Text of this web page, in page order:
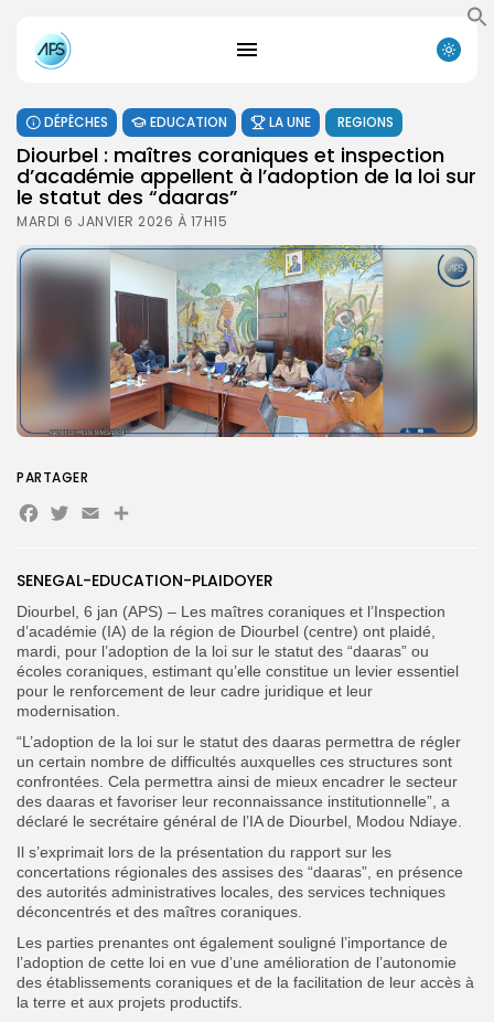
Search
for:
FR
DÉPÊCHES EDUCATION LA UNE REGIONS
Diourbel : maîtres coraniques et inspection
d’académie appellent à l’adoption de la loi sur
le statut des “daaras”
MARDI 6 JANVIER 2026 À 17H15
SENEGAL-EDUCATION-PLAIDOYER
Diourbel, 6 jan (APS) – Les maîtres coraniques et l’Inspection
d’académie (IA) de la région de Diourbel (centre) ont plaidé,
mardi, pour l’adoption de la loi sur le statut des “daaras” ou
écoles coraniques, estimant qu’elle constitue un levier essentiel
pour le renforcement de leur cadre juridique et leur
modernisation.
“L’adoption de la loi sur le statut des daaras permettra de régler
un certain nombre de difficultés auxquelles ces structures sont
confrontées. Cela permettra ainsi de mieux encadrer le secteur
des daaras et favoriser leur reconnaissance institutionnelle”, a
déclaré le secrétaire général de l’IA de Diourbel, Modou Ndiaye.
Il s’exprimait lors de la présentation du rapport sur les
concertations régionales des assises des “daaras”, en présence
des autorités administratives locales, des services techniques
déconcentrés et des maîtres coraniques.
Les parties prenantes ont également souligné l’importance de
l’adoption de cette loi en vue d’une amélioration de l’autonomie
des établissements coraniques et de la facilitation de leur accès à
la terre et aux projets productifs.
PARTAGER
Facebook
Twitter
EmailPartager